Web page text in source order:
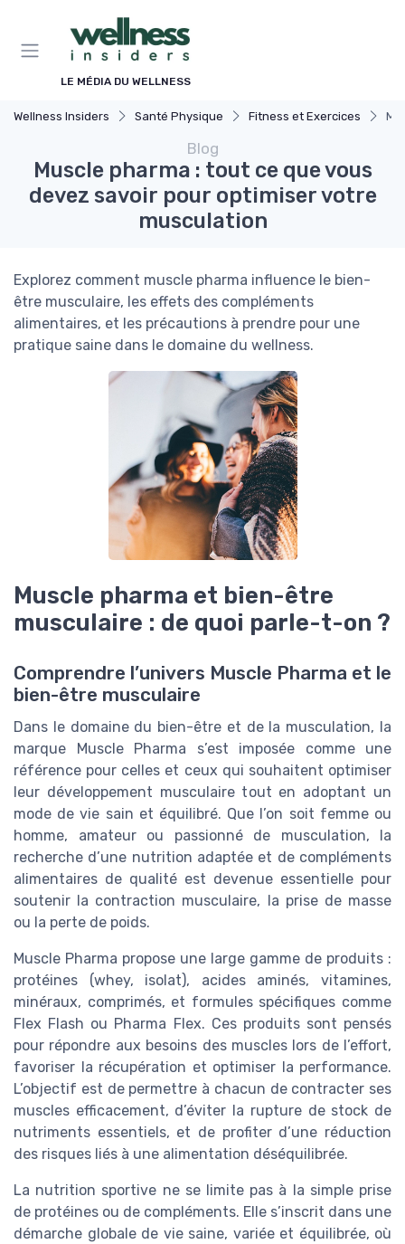
LE MÉDIA DU WELLNESS
Wellness Insiders Santé Physique Fitness et Exercices
Blog
Muscle pharma : tout ce que vous
devez savoir pour optimiser votre
musculation
Explorez comment muscle pharma influence le bien-
être musculaire, les effets des compléments
alimentaires, et les précautions à prendre pour une
pratique saine dans le domaine du wellness.
Muscle pharma et bien-être
musculaire : de quoi parle-t-on ?
Comprendre l’univers Muscle Pharma et le
bien-être musculaire
Dans le domaine du bien-être et de la musculation, la
marque Muscle Pharma s’est imposée comme une
référence pour celles et ceux qui souhaitent optimiser
leur développement musculaire tout en adoptant un
mode de vie sain et équilibré. Que l’on soit femme ou
homme, amateur ou passionné de musculation, la
recherche d’une nutrition adaptée et de compléments
alimentaires de qualité est devenue essentielle pour
soutenir la contraction musculaire, la prise de masse
ou la perte de poids.
Muscle Pharma propose une large gamme de produits :
protéines (whey, isolat), acides aminés, vitamines,
minéraux, comprimés, et formules spécifiques comme
Flex Flash ou Pharma Flex. Ces produits sont pensés
pour répondre aux besoins des muscles lors de l’effort,
favoriser la récupération et optimiser la performance.
L’objectif est de permettre à chacun de contracter ses
muscles efficacement, d’éviter la rupture de stock de
nutriments essentiels, et de profiter d’une réduction
des risques liés à une alimentation déséquilibrée.
La nutrition sportive ne se limite pas à la simple prise
de protéines ou de compléments. Elle s’inscrit dans une
démarche globale de vie saine, variée et équilibrée, où